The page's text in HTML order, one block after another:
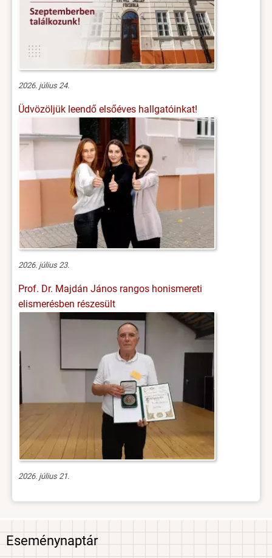
2026. július 24.
Üdvözöljük leendő elsőéves hallgatóinkat!
2026. július 23.
Prof. Dr. Majdán János rangos honismereti
elismerésben részesült
2026. július 21.
Eseménynaptár